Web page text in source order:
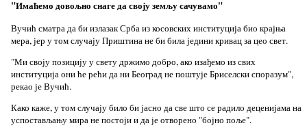
"Имаћемо довољно снаге да своју земљу сачувамо"
Вучић сматра да би излазак Срба из косовских институција био крајња
мера, јер у том случају Приштина не би била једини кривац за цео свет.
"Ми своју позицију у свету држимо добро, ако изађемо из свих
институција они ће рећи да ни Београд не поштује Бриселски споразум",
рекао је Вучић.
Како каже, у том случају било би јасно да све што се радило деценијама на
успостављању мира не постоји и да је отворено "бојно поље".